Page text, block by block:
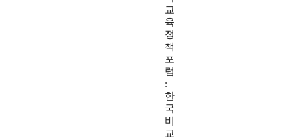
교
육
정
책
포
럼
:
한
국
비
교